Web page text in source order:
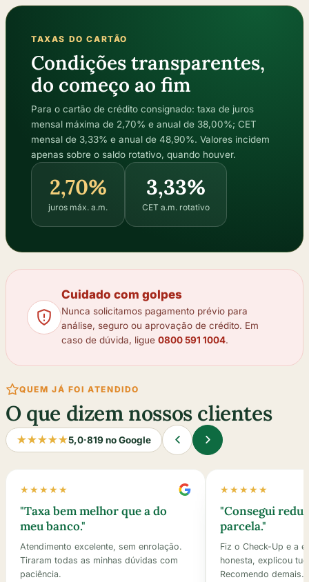
TAXAS DO CARTÃO
Condições transparentes,
do começo ao fim
Para o cartão de crédito consignado: taxa de juros
mensal máxima de 2,70% e anual de 38,00%; CET
mensal de 3,33% e anual de 48,90%. Valores incidem
apenas sobre o saldo rotativo, quando houver.
2,70%
juros máx. a.m.
3,33%
CET a.m. rotativo
Cuidado com golpes
Nunca solicitamos pagamento prévio para
análise, seguro ou aprovação de crédito. Em
caso de dúvida, ligue 0800 591 1004.
QUEM JÁ FOI ATENDIDO
O que dizem nossos clientes
★★★★★5,0·819 no Google
★★★★★
"Taxa bem melhor que a do
meu banco."
Atendimento excelente, sem enrolação.
Tiraram todas as minhas dúvidas com
paciência.
★★★★★
"Consegui
parcela."
Fiz o Check-Up e a
honesta, explicou
Recomendo demais.